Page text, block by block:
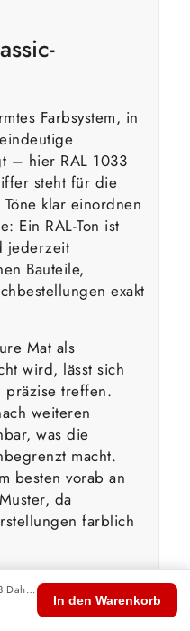
Farbsystem, in
– hier RAL 1033
steht für die
klar einordnen
Ein RAL-Ton ist
jederzeit
Bauteile,
exakt
Mat als
wird, lässt sich
präzise treffen.
weiteren
was die
macht.
besten vorab an
da
farblich
&
Jotun Demidekk Infinity Pure Mat RAL 1033 Dahliengelb
In den Warenkorb
🛒
Warenkorb
👤
Konto